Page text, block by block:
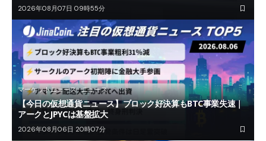
2026年08月07日 09時55分
マーケットニュース ニュース
【今日の仮想通貨ニュース】ブロック好決算もBTC事業失速｜
アークとJPYCは基盤拡大
2026年08月06日 20時07分